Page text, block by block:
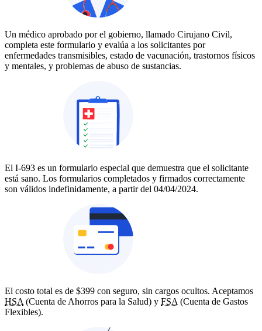
Un médico aprobado por el gobierno, llamado Cirujano Civil,
completa este formulario y evalúa a los solicitantes por
enfermedades transmisibles, estado de vacunación, trastornos físicos
y mentales, y problemas de abuso de sustancias.
El I‑693 es un formulario especial que demuestra que el solicitante
está sano. Los formularios completados y firmados correctamente
son válidos indefinidamente, a partir del 04/04/2024.
El costo total es de $399 con seguro, sin cargos ocultos. Aceptamos
HSA (Cuenta de Ahorros para la Salud) y FSA (Cuenta de Gastos
Flexibles).